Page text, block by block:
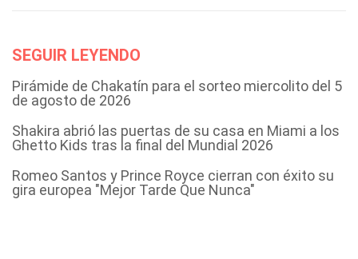
SEGUIR LEYENDO
Pirámide de Chakatín para el sorteo miercolito del 5
de agosto de 2026
Shakira abrió las puertas de su casa en Miami a los
Ghetto Kids tras la final del Mundial 2026
Romeo Santos y Prince Royce cierran con éxito su
gira europea "Mejor Tarde Que Nunca"